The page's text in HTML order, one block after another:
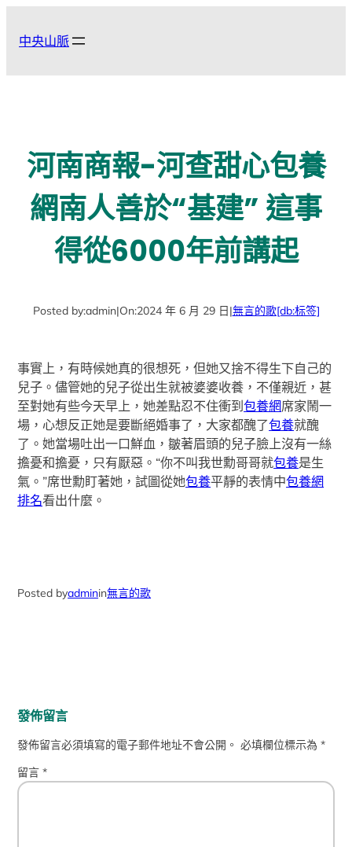
中央山脈
河南商報-河查甜心包養
網南人善於“基建” 這事
得從6000年前講起
Posted by:admin|On:2024 年 6 月 29 日|無言的歌[db:标签]
事實上，有時候她真的很想死，但她又捨不得生下自己的
兒子。儘管她的兒子從出生就被婆婆收養，不僅親近，甚
至對她有些今天早上，她差點忍不住衝到包養網席家鬧一
場，心想反正她是要斷絕婚事了，大家都醜了包養就醜
了。她當場吐出一口鮮血，皺著眉頭的兒子臉上沒有一絲
擔憂和擔憂，只有厭惡。“你不叫我世勳哥哥就包養是生
氣。”席世勳盯著她，試圖從她包養平靜的表情中包養網
排名看出什麼。
Posted byadminin無言的歌
發佈留言
發佈留言必須填寫的電子郵件地址不會公開。 必填欄位標示為*
留言*